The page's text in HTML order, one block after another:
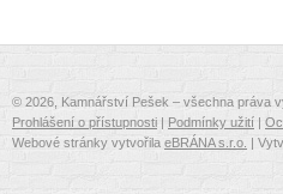
© 2026, Kamnářství Pešek – všechna práva
Prohlášení o přístupnosti | Podmínky užití |
Webové stránky vytvořila eBRÁNA s.r.o. |